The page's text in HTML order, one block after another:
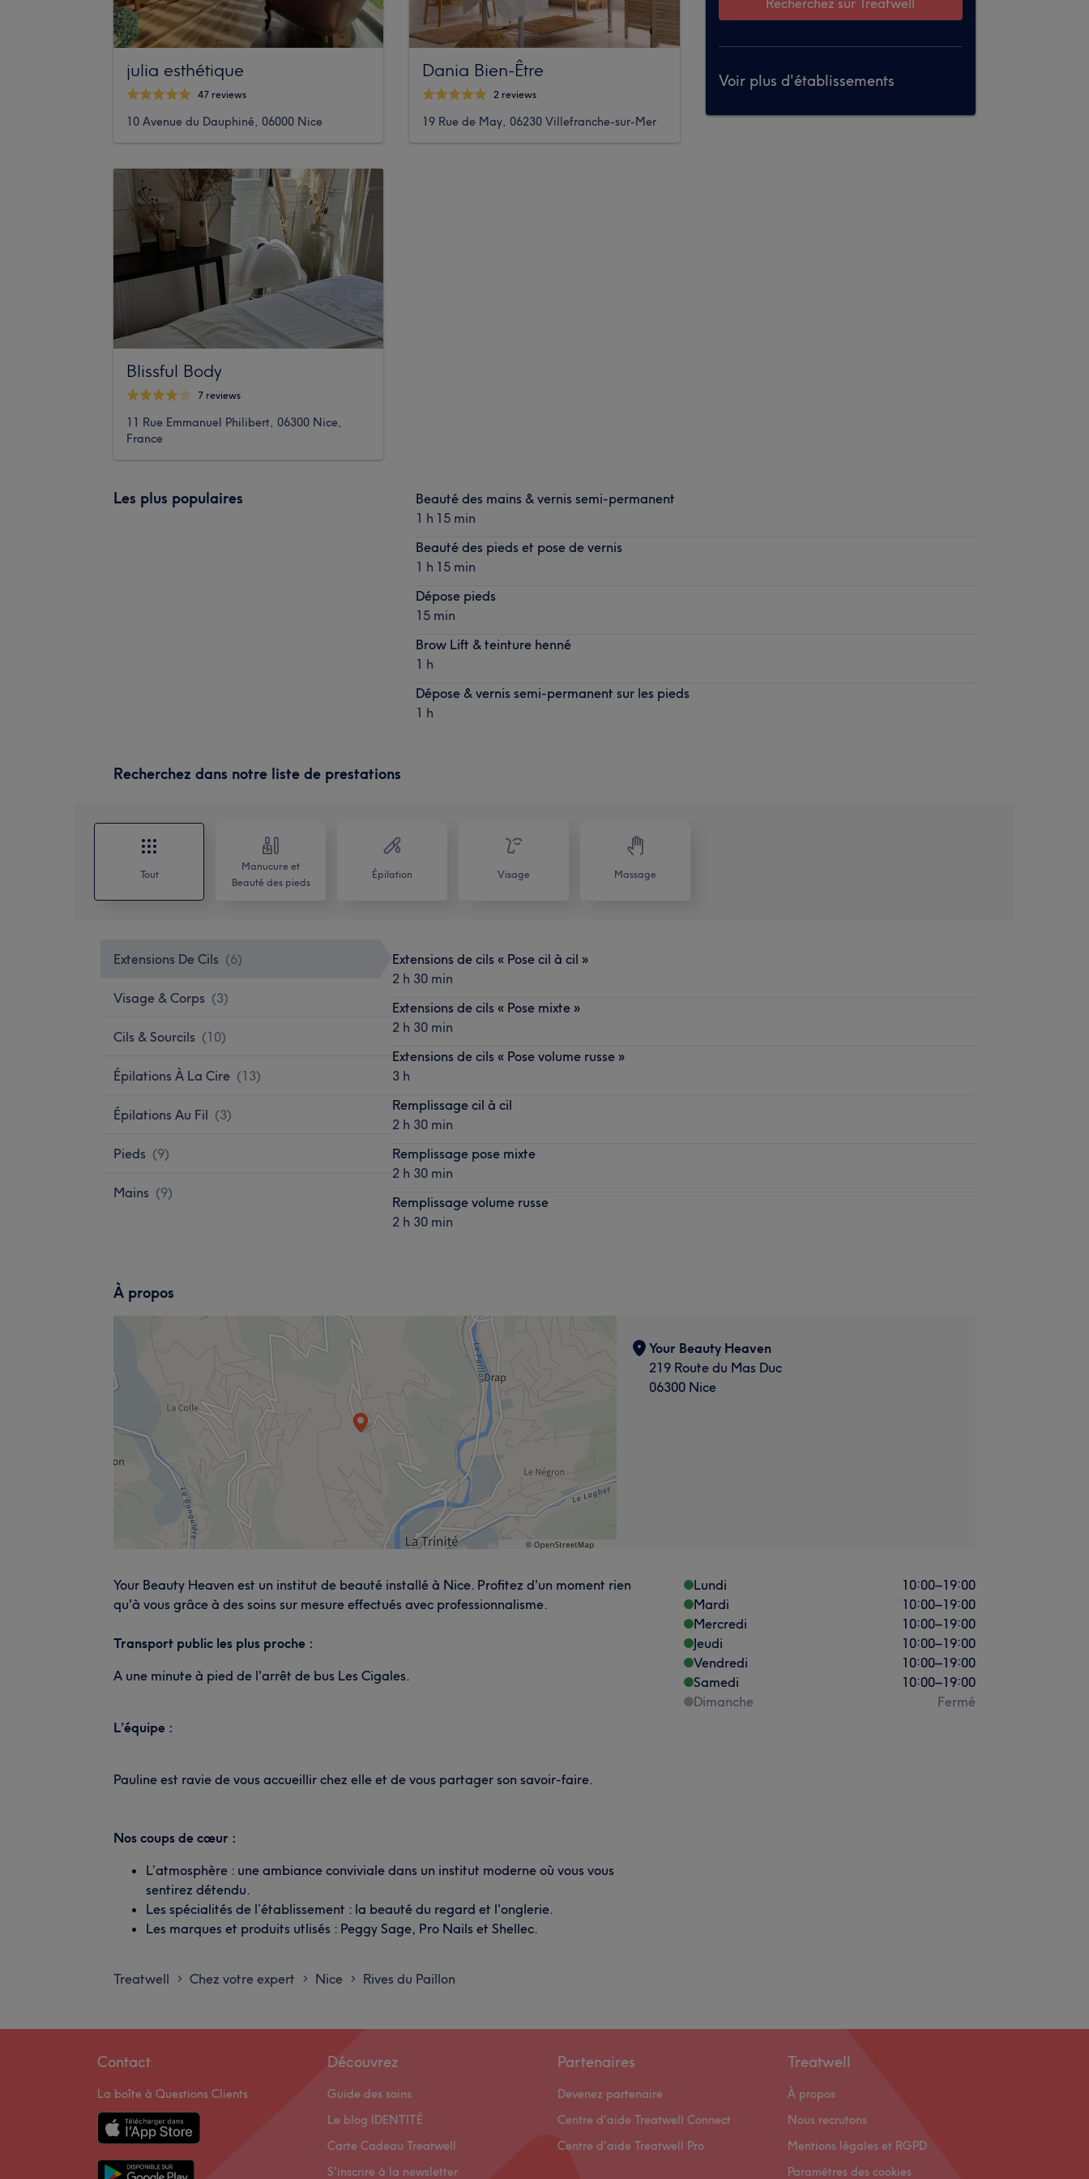
julia esthétique
47 reviews
10 Avenue du Dauphiné, 06000 Nice
Blissful Body
7 reviews
11 Rue Emmanuel Philibert, 06300 Nice,
France
Dania Bien-Être
2 reviews
19 Rue de May, 06230 Villefranche-sur-Mer
Voir plus d'établissements
Les plus populaires
Beauté des mains & vernis semi-permanent
1 h 15 min
Beauté des pieds et pose de vernis
1 h 15 min
Dépose pieds
15 min
Brow Lift & teinture henné
1 h
Dépose & vernis semi-permanent sur les pieds
1 h
Recherchez dans notre liste de prestations
Tout
Manucure et
Beauté des pieds
Épilation Visage Massage
Extensions De Cils (6)
Visage & Corps (3)
Cils & Sourcils (10)
Épilations À La Cire (13)
Épilations Au Fil (3)
Pieds (9)
Mains (9)
Extensions de cils « Pose cil à cil »
2 h 30 min
Extensions de cils « Pose mixte »
2 h 30 min
Extensions de cils « Pose volume russe »
3 h
Remplissage cil à cil
2 h 30 min
Remplissage pose mixte
2 h 30 min
Remplissage volume russe
2 h 30 min
À propos
Your Beauty Heaven
219 Route du Mas Duc
06300 Nice
Your Beauty Heaven est un institut de beauté installé à Nice. Profitez d'un moment rien
qu'à vous grâce à des soins sur mesure effectués avec professionnalisme.
Transport public les plus proche :
A une minute à pied de l'arrêt de bus Les Cigales.
L’équipe :
Pauline est ravie de vous accueillir chez elle et de vous partager son savoir-faire.
Nos coups de cœur :
L’atmosphère : une ambiance conviviale dans un institut moderne où vous vous
sentirez détendu.
Les spécialités de l’établissement : la beauté du regard et l'onglerie.
Les marques et produits utlisés : Peggy Sage, Pro Nails et Shellec.
Lundi 10:00–19:00
Mardi
10:00–19:00
Mercredi
10:00–19:00
Jeudi
10:00–19:00
Vendredi
10:00–19:00
Samedi
10:00–19:00
Dimanche
Fermé
Treatwell > Chez votre expert > Nice > Rives du Paillon
Contact
La boîte à Questions Clients
Découvrez
Guide des soins
Le blog IDENTITÉ
Carte Cadeau Treatwell
S'inscrire à la newsletter
Partenaires
Devenez partenaire
Centre d'aide Treatwell Connect
Centre d'aide Treatwell Pro
Treatwell
À propos
Nous recrutons
Mentions légales et RGPD
Paramètres des cookies